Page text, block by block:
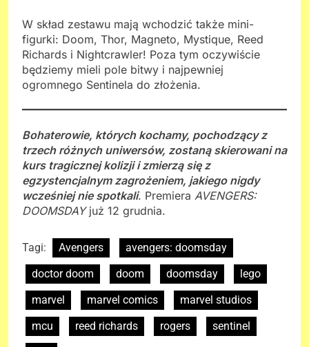
W skład zestawu mają wchodzić także mini-
figurki: Doom, Thor, Magneto, Mystique, Reed
Richards i Nightcrawler! Poza tym oczywiście
będziemy mieli pole bitwy i najpewniej
ogromnego Sentinela do złożenia.
Bohaterowie, których kochamy, pochodzący z
trzech różnych uniwersów, zostaną skierowani na
kurs tragicznej kolizji i zmierzą się z
egzystencjalnym zagrożeniem, jakiego nigdy
wcześniej nie spotkali. Premiera AVENGERS:
DOOMSDAYjuż 12 grudnia.
Tagi: Avengers
avengers: doomsday
doctor doom
doom doomsday
lego
marvel
marvel comics
marvel studios
mcu
reed richards rogers
sentinel